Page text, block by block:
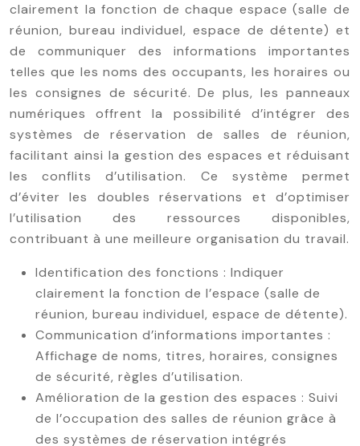
clairement la fonction de chaque espace (salle de
réunion, bureau individuel, espace de détente) et
de communiquer des informations importantes
telles que les noms des occupants, les horaires ou
les consignes de sécurité. De plus, les panneaux
numériques offrent la possibilité d’intégrer des
systèmes de réservation de salles de réunion,
facilitant ainsi la gestion des espaces et réduisant
les conflits d’utilisation. Ce système permet
d’éviter les doubles réservations et d’optimiser
l’utilisation des ressources disponibles,
contribuant à une meilleure organisation du travail.
Identification des fonctions : Indiquer
clairement la fonction de l’espace (salle de
réunion, bureau individuel, espace de détente).
Communication d’informations importantes :
Affichage de noms, titres, horaires, consignes
de sécurité, règles d’utilisation.
Amélioration de la gestion des espaces : Suivi
de l’occupation des salles de réunion grâce à
des systèmes de réservation intégrés